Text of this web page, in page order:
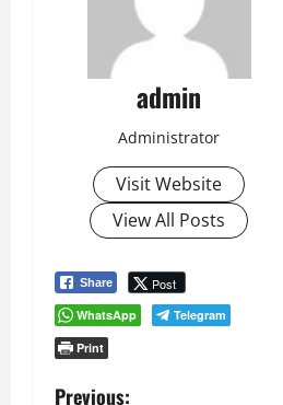
admin
Administrator
Visit Website
View All Posts
Share Post
WhatsApp
Telegram
Print
Previous: